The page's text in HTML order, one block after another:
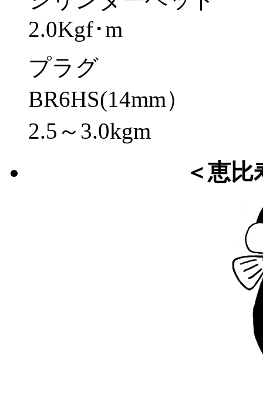
2.0Kgf･m
プラグ
BR6HS(14mm）
2.5～3.0kgm
＜恵